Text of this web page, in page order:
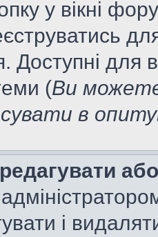
у вікні
Доступні для
(Ви
в
і